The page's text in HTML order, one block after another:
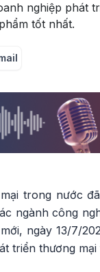
nghiệp phát
tốt nhất.
trong nước
ngành công
ngày 13/7/
triển thương